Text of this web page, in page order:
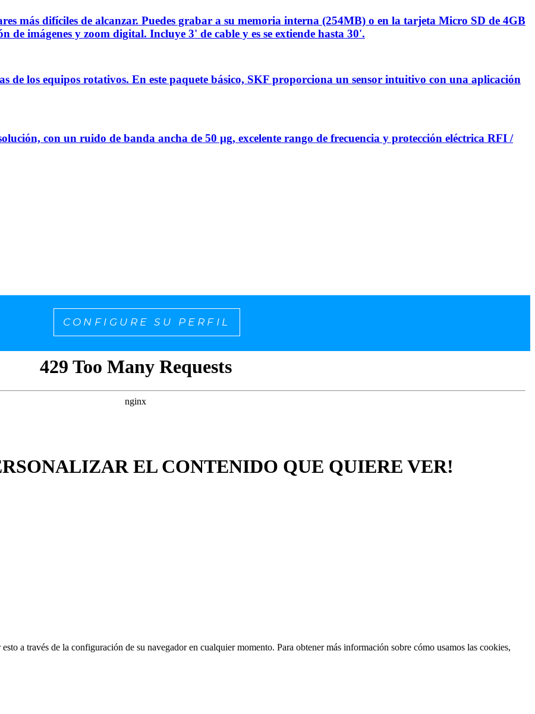
más difíciles de alcanzar. Puedes grabar a su memoria interna (254MB) o en la tarjeta Micro SD de 4GB
de imágenes y zoom digital. Incluye 3' de cable y es se extiende hasta 30'.
de los equipos rotativos. En este paquete básico, SKF proporciona un sensor intuitivo con una aplicación
con un ruido de banda ancha de 50 µg, excelente rango de frecuencia y protección eléctrica RFI /
CONFIGURE SU PERFIL
EL CONTENIDO QUE QUIERE VER!
a través de la configuración de su navegador en cualquier momento. Para obtener más información sobre cómo usamos las cookies,